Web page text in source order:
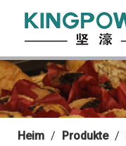
Heim / Produkte /